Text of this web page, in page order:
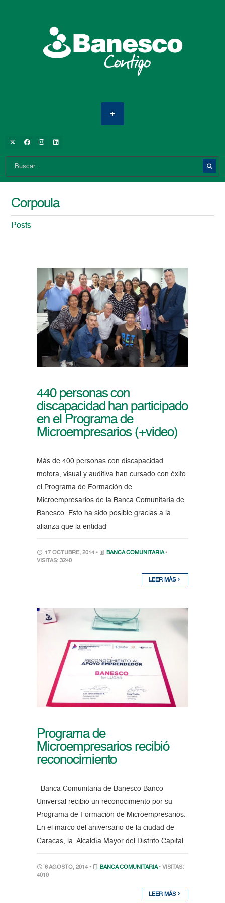
Corpoula
Posts
440 personas con
discapacidad han participado
en el Programa de
Microempresarios (+video)
Más de 400 personas con discapacidad
motora, visual y auditiva han cursado con éxito
el Programa de Formación de
Microempresarios de la Banca Comunitaria de
Banesco. Esto ha sido posible gracias a la
alianza que la entidad
17 OCTUBRE, 2014 • BANCA COMUNITARIA •
VISITAS: 3240
LEER MÁS
Programa de
Microempresarios recibió
reconocimiento
Banca Comunitaria de Banesco Banco
Universal recibió un reconocimiento por su
Programa de Formación de Microempresarios.
En el marco del aniversario de la ciudad de
Caracas, la Alcaldía Mayor del Distrito Capital
6 AGOSTO, 2014 • BANCA COMUNITARIA • VISITAS:
4010
LEER MÁS